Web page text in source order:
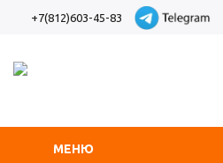
+7(812)603-45-83
МЕНЮ